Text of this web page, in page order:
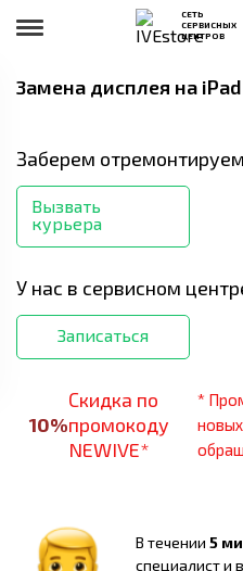
СЕТЬ
СЕРВИСНЫХ
ЦЕНТРОВ
Замена дисплея на
Заберем
Вызвать
курьера
У нас в сервисном
Записаться
10%
Скидка по
промокоду
NEWIVE*
*
В течении 5
специалист и